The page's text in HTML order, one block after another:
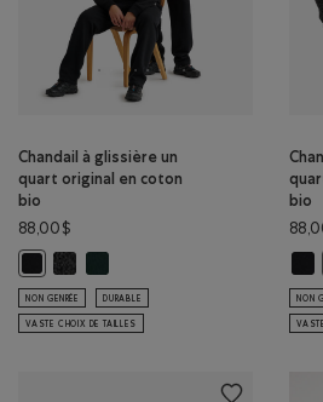
Chandail à glissière un
quart original en coton
bio
88,00$
Chandail à glissière un quart original en
Chandail à glissière un quart original
Chandail à glissière un quart
NON GENRÉE DURABLE
VASTE CHOIX DE TAILLES
bio
NON